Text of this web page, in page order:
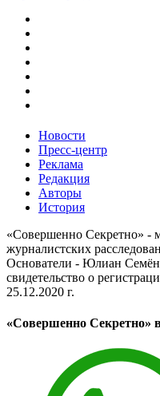
Новости
Пресс-центр
Реклама
Редакция
Авторы
История
«Совершенно Секретно» -
журналистских
Основатели - Юлиан
свидетельство о
25.12.2020 г.
«Совершенно Секретно»